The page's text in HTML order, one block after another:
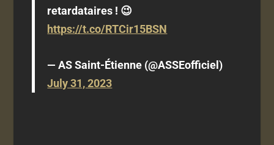
retardataires ! 😉
https://t.co/RTCir15BSN
— AS Saint-Étienne (@ASSEofficiel)
July 31, 2023